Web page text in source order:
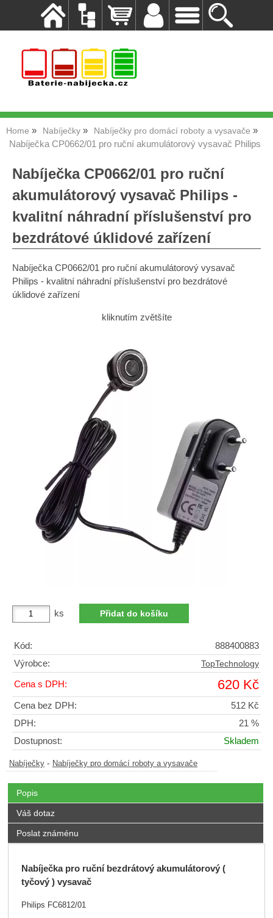
Home Nabíječky Nabíječky pro domácí roboty a vysavače
Nabíječka CP0662/01 pro ruční akumulátorový vysavač Philips
Nabíječka CP0662/01 pro ruční
akumulátorový vysavač Philips -
kvalitní náhradní příslušenství pro
bezdrátové úklidové zařízení
Nabíječka CP0662/01 pro ruční akumulátorový vysavač
Philips - kvalitní náhradní příslušenství pro bezdrátové
úklidové zařízení
kliknutím zvětšíte
ks
Kód:
888400883
Výrobce:
TopTechnology
Cena s DPH: 620 Kč
Cena bez DPH:
512 Kč
DPH:
21 %
Dostupnost:
Skladem
Nabíječky - Nabíječky pro domácí roboty a vysavače
Popis
Váš dotaz
Poslat známénu
Nabíječka pro ruční bezdrátový akumulátorový (
tyčový ) vysavač
Philips FC6812/01